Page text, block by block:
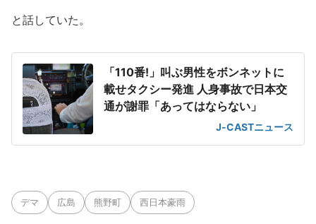
と話していた。
「110番!」叫ぶ男性をボンネットに
載せタクシー発進 人身事故で日本交
通が謝罪「あってはならない」
J-CASTニュース
デマ 広島 熊野町 西日本豪雨